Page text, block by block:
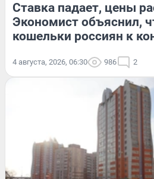
Ставка падает, цены
Экономист объяснил,
кошельки россиян к
4 августа, 2026, 06:30 986 2